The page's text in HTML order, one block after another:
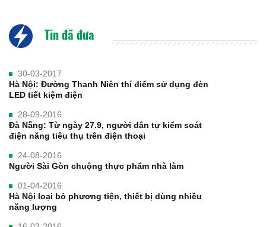
Tin đã đưa
30-03-2017
Hà Nội: Đường Thanh Niên thí điểm sử dụng đèn
LED tiết kiệm điện
28-09-2016
Đà Nẵng: Từ ngày 27.9, người dân tự kiểm soát
điện năng tiêu thụ trên điện thoại
24-08-2016
Người Sài Gòn chuộng thực phẩm nhà làm
01-04-2016
​Hà Nội loại bỏ phương tiện, thiết bị dùng nhiều
năng lượng